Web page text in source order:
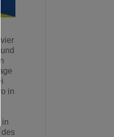
in
in
des